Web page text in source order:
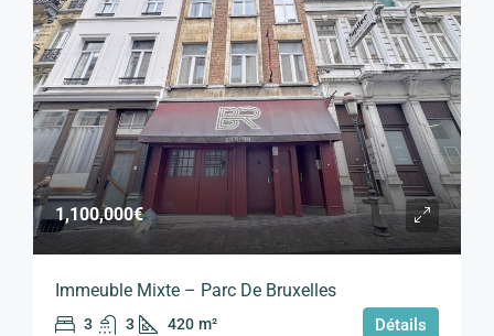
1,100,000€
Immeuble Mixte – Parc De Bruxelles
3 3 420 m² Détails